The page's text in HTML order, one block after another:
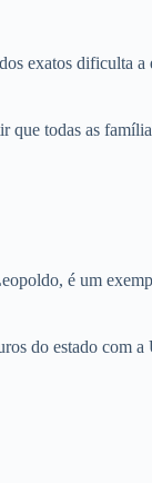
exatos dificulta a
todas as
é um
do estado com